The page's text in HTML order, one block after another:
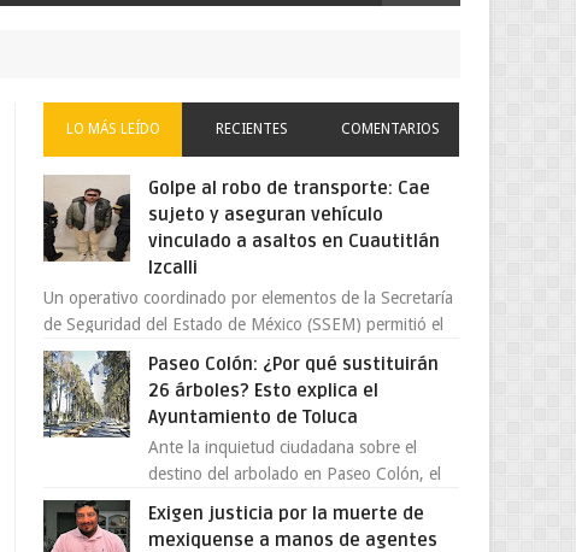
LO MÁS LEÍDO RECIENTES COMENTARIOS
Golpe al robo de transporte: Cae
sujeto y aseguran vehículo
vinculado a asaltos en Cuautitlán
Izcalli
Un operativo coordinado por elementos de la Secretaría
de Seguridad del Estado de México (SSEM) permitió el
aseguramiento de un vehículo vin...
Paseo Colón: ¿Por qué sustituirán
26 árboles? Esto explica el
Ayuntamiento de Toluca
Ante la inquietud ciudadana sobre el
destino del arbolado en Paseo Colón, el
solo 26 ejemplares será...
Exigen justicia por la muerte de
mexiquense a manos de agentes